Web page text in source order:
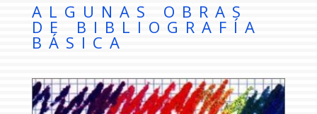
ALGUNAS OBRAS
DE BIBLIOGRAFÍA
BÁSICA